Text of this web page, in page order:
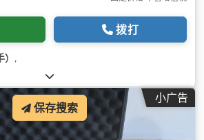
拨打
,
小广告
保存搜索